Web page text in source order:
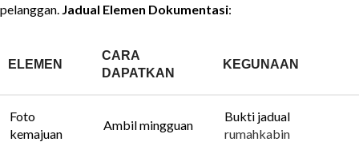
pelanggan. Jadual Elemen Dokumentasi:
ELEMEN
CARA
DAPATKAN
KEGUNAAN
Foto
kemajuan
Ambil mingguan
Bukti jadual
rumahkabin